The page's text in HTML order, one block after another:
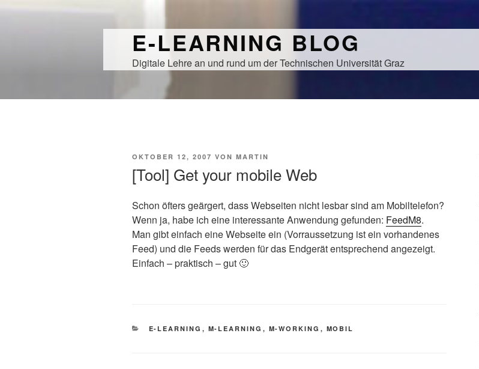
E-LEARNING BLOG
Digitale Lehre an und rund um der Technischen Universität Graz
VERÖFFENTLICHT
OKTOBER 12, 2007 VON MARTIN
[Tool] Get your mobile Web
Schon öfters geärgert, dass Webseiten nicht lesbar sind am Mobiltelefon?
Wenn ja, habe ich eine interessante Anwendung gefunden: FeedM8.
Man gibt einfach eine Webseite ein (Vorraussetzung ist ein vorhandenes
Feed) und die Feeds werden für das Endgerät entsprechend angezeigt.
Einfach – praktisch – gut 🙂
KATEGORIEN
E-LEARNING , M-LEARNING , M-WORKING , MOBIL